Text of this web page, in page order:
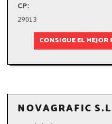
CP:
29013
CONSIGUE EL
NOVAGRAFIC